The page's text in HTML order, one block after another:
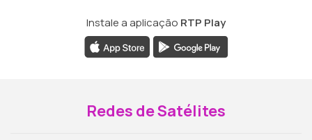
Instale a aplicação RTP Play
Redes de Satélites